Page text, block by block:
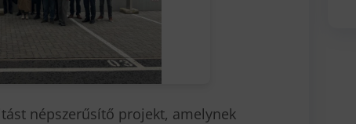
népszerűsítő projekt, amelynek